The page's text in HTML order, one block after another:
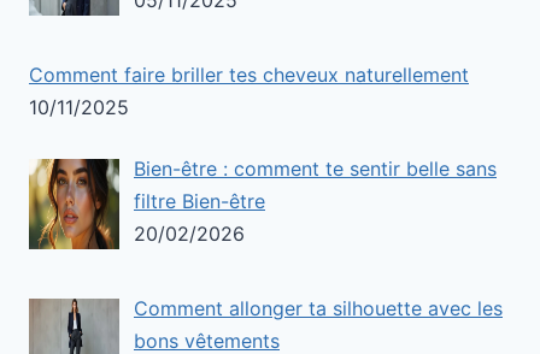
Comment faire briller tes cheveux naturellement
10/11/2025
Bien-être : comment te sentir belle sans
filtre Bien-être
20/02/2026
Comment allonger ta silhouette avec les
bons vêtements